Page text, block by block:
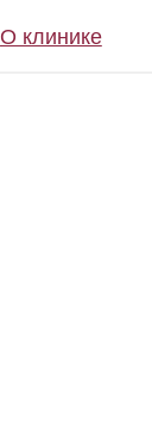
О клинике